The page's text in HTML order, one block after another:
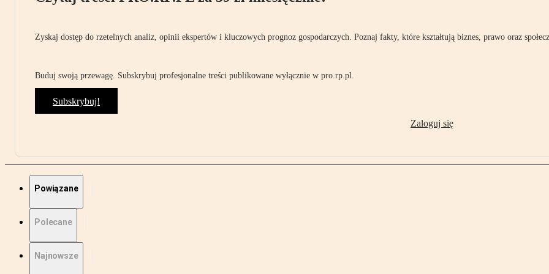
Zyskaj dostęp do rzetelnych analiz, opinii ekspertów i kluczowych prognoz gospodarczych. Poznaj fakty, które kształtują biznes, prawo oraz
Buduj swoją przewagę. Subskrybuj profesjonalne treści publikowane wyłącznie w pro.rp.pl.
Subskrybuj!
Zaloguj się
Powiązane
Polecane
Najnowsze